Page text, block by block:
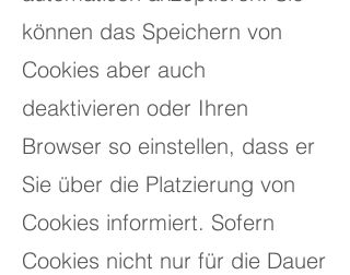
können das Speichern von
Cookies aber auch
deaktivieren oder Ihren
Browser so einstellen, dass er
Sie über die Platzierung von
Cookies informiert. Sofern
Cookies nicht nur für die Dauer